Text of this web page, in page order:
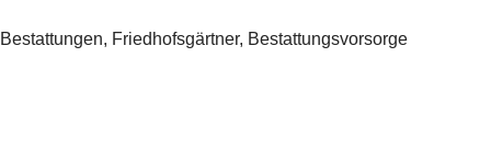
Bestattungen, Friedhofsgärtner, Bestattungsvorsorge